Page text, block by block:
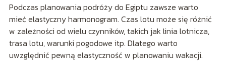
Podczas planowania podróży do Egiptu zawsze warto
mieć elastyczny harmonogram. Czas lotu może się różnić
w zależności od wielu czynników, takich jak linia lotnicza,
trasa lotu, warunki pogodowe itp. Dlatego warto
uwzględnić pewną elastyczność w planowaniu wakacji.